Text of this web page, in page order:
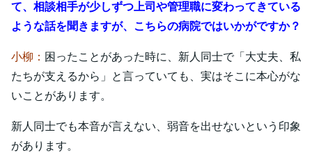
て、相談相手が少しずつ上司や管理職に変わってきている
ような話を聞きますが、こちらの病院ではいかがですか？
小柳： 困ったことがあった時に、新人同士で「大丈夫、私
たちが支えるから」と言っていても、実はそこに本心がな
いことがあります。
新人同士でも本音が言えない、弱音を出せないという印象
があります。